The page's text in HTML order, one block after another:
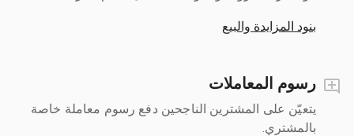
بنود المزايدة والبيع
رسوم المعاملات
يتعيّن على المشترين الناجحين دفع رسوم معاملة خاصة
بالمشتري.